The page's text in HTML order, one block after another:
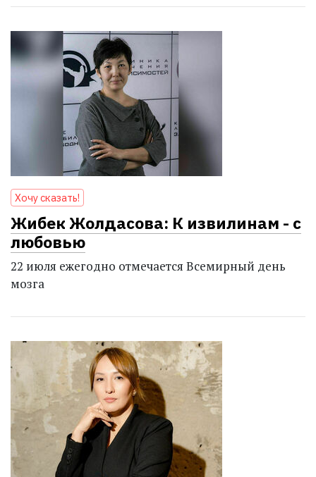
Хочу сказать!
Жибек Жолдасова: К извилинам - с
любовью
22 июля ежегодно отмечается Всемирный день
мозга